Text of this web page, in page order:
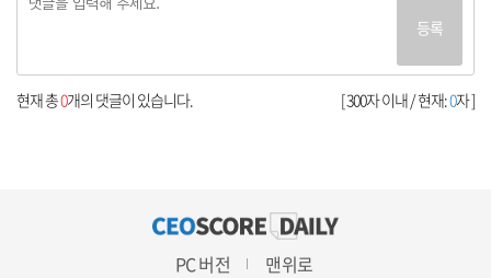
등록
[ 300자 이내 / 현재:0자 ]
현재 총0개의 댓글이 있습니다.
PC 버전 맨위로